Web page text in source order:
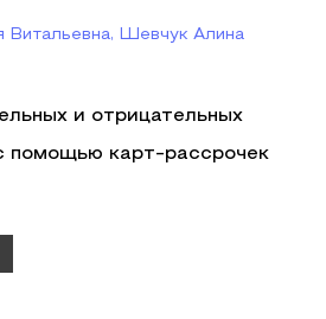
Витальевна, Шевчук Алина
и отрицательных
помощью карт-рассрочек